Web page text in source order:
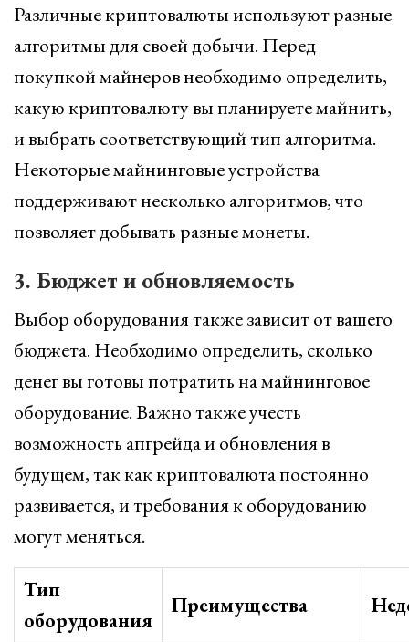
Различные криптовалюты используют разные
алгоритмы для своей добычи. Перед
покупкой майнеров необходимо определить,
какую криптовалюту вы планируете майнить,
и выбрать соответствующий тип алгоритма.
Некоторые майнинговые устройства
поддерживают несколько алгоритмов, что
позволяет добывать разные монеты.
3. Бюджет и обновляемость
Выбор оборудования также зависит от вашего
бюджета. Необходимо определить, сколько
денег вы готовы потратить на майнинговое
оборудование. Важно также учесть
возможность апгрейда и обновления в
будущем, так как криптовалюта постоянно
развивается, и требования к оборудованию
могут меняться.
Тип
оборудования
Преимущества